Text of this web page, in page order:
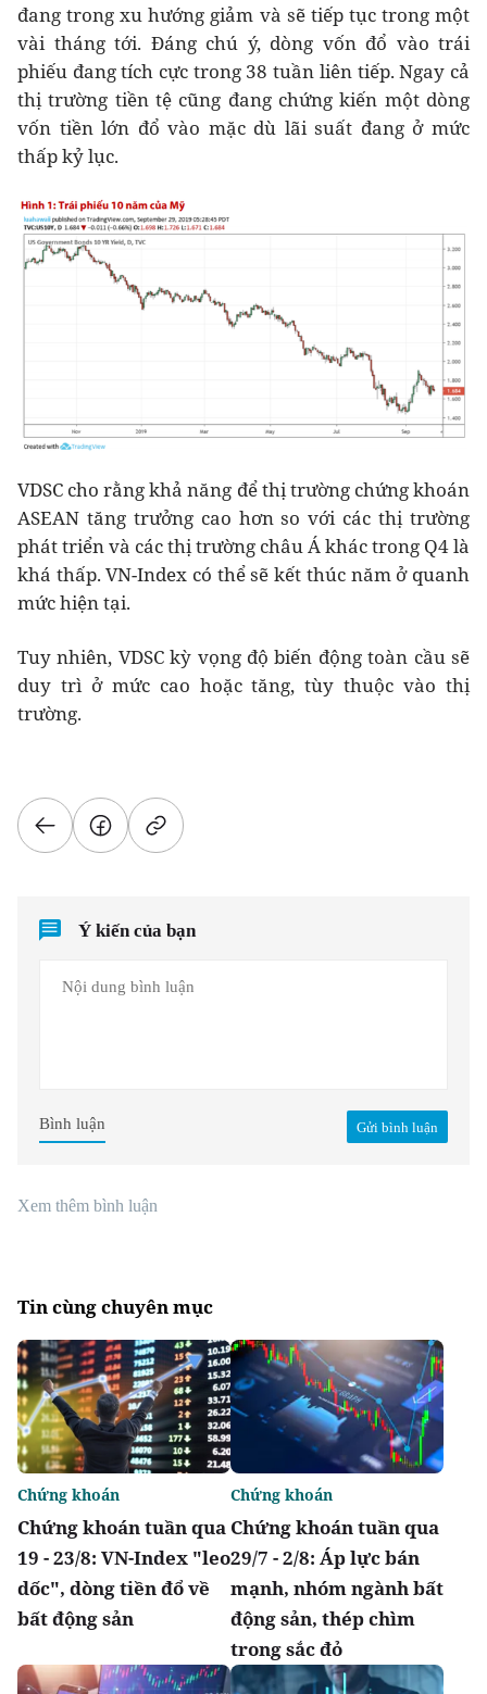
đang trong xu hướng giảm và sẽ tiếp tục trong một
vài tháng tới. Đáng chú ý, dòng vốn đổ vào trái
phiếu đang tích cực trong 38 tuần liên tiếp. Ngay cả
thị trường tiền tệ cũng đang chứng kiến một dòng
vốn tiền lớn đổ vào mặc dù lãi suất đang ở mức
thấp kỷ lục.
VDSC cho rằng khả năng để thị trường chứng khoán
ASEAN tăng trưởng cao hơn so với các thị trường
phát triển và các thị trường châu Á khác trong Q4 là
khá thấp. VN-Index có thể sẽ kết thúc năm ở quanh
mức hiện tại.
Tuy nhiên, VDSC kỳ vọng độ biến động toàn cầu sẽ
duy trì ở mức cao hoặc tăng, tùy thuộc vào thị
trường.
Ý kiến của bạn
Gửi bình luận
Bình luận
Xem thêm bình luận
Tin cùng chuyên mục
Chứng khoán tuần qua
19 - 23/8: VN-Index "leo
dốc", dòng tiền đổ về
bất động sản
Chứng khoán
Chứng khoán tuần qua
29/7 - 2/8: Áp lực bán
mạnh, nhóm ngành bất
động sản, thép chìm
trong sắc đỏ
Chứng khoán